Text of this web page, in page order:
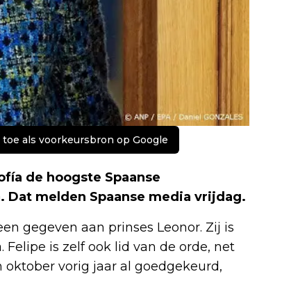
toe als voorkeursbron op Google
de hoogste Spaanse
Dat melden Spaanse media vrijdag.
gegeven aan prinses Leonor. Zij is
is zelf ook lid van de orde, net
vorig jaar al goedgekeurd,